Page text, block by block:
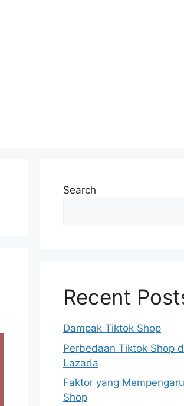
Search
Recent
Dampak Tiktok Shop
Perbedaan Tiktok Shop
Lazada
Faktor yang
Shop